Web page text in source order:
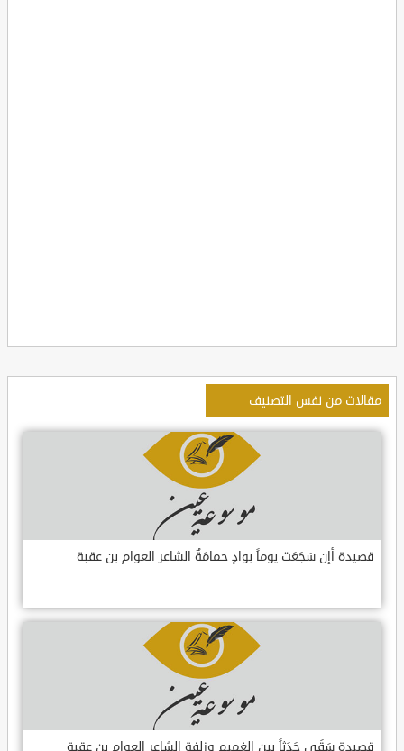
مقالات من نفس التصنيف
قصيدة أإن سَجَعَت يوماً بوادٍ حمامَةٌ الشاعر العوام بن عقبة
قصيدة سَقَى جَدَثاً بين الغميم وزلفةٍ الشاعر العوام بن عقبة